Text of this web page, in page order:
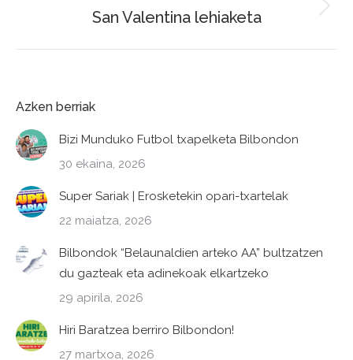
Next
San Valentina lehiaketa
Azken berriak
Bizi Munduko Futbol txapelketa Bilbondon
30 ekaina, 2026
Super Sariak | Erosketekin opari-txartelak
22 maiatza, 2026
Bilbondok “Belaunaldien arteko AA” bultzatzen
du gazteak eta adinekoak elkartzeko
29 apirila, 2026
Hiri Baratzea berriro Bilbondon!
27 martxoa, 2026